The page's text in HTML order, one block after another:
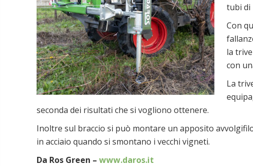
tubi di
Con
la
con
La
seconda dei risultati che si vogliono ottenere.
Inoltre sul braccio si può montare un apposito
in acciaio quando si smontano i vecchi vigneti.
Da Ros Green – www.daros.it